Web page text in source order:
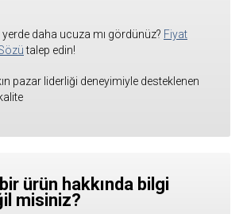
daha ucuza mı gördünüz? Fiyat
talep edin!
pazar liderliği deneyimiyle desteklenen
ürün hakkında bilgi
misiniz?